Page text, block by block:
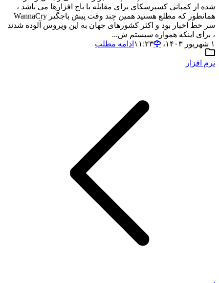
شده از کمپانی کسپرسکای برای مقابله با باج افزارها می باشد ،
همانطور که مطلع هستید همین چند وقت پیش باجگیر WannaCry
سر خط اخبار بود و اکثر کشورهای جهان به این ویروس آلوده شدند
، برای اینکه همواره سیستم ش...
۱ شهریور ۱۴۰۳،‏ ۱۱:۲۳
ادامه مطلب
نرم افزار